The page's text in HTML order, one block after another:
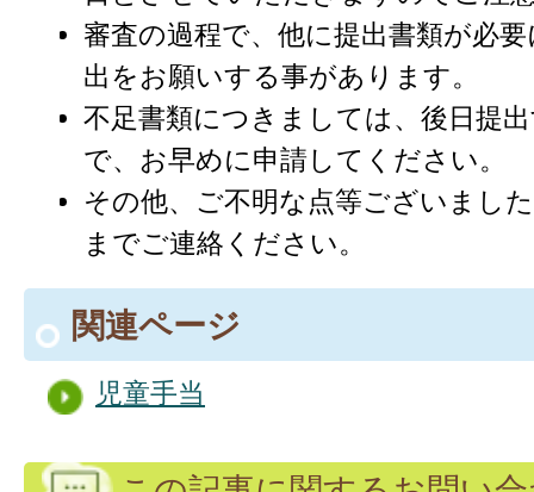
審査の過程で、他に提出書類が必
出をお願いする事があります。
不足書類につきましては、後日提
で、お早めに申請してください。
その他、ご不明な点等ございまし
までご連絡ください。
関連ページ
児童手当